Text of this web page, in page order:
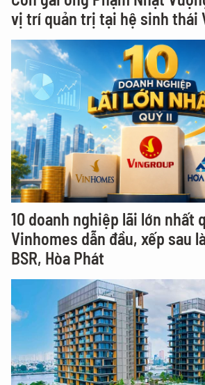
vị trí quản trị tại hệ sinh thái
10 doanh nghiệp lãi lớn nhất
Vinhomes dẫn đầu, xếp sau
BSR, Hòa Phát